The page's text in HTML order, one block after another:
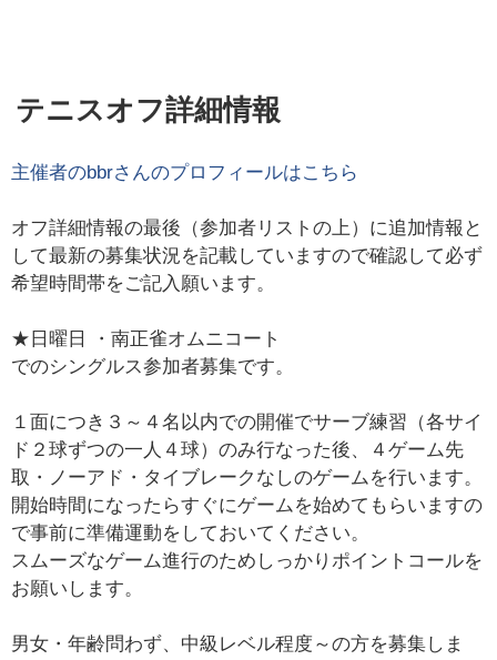
テニスオフ詳細情報
主催者のbbrさんのプロフィールはこちら
オフ詳細情報の最後（参加者リストの上）に追加情報と
して最新の募集状況を記載していますので確認して必ず
希望時間帯をご記入願います。
★日曜日 ・南正雀オムニコート
でのシングルス参加者募集です。
１面につき３～４名以内での開催でサーブ練習（各サイ
ド２球ずつの一人４球）のみ行なった後、４ゲーム先
取・ノーアド・タイブレークなしのゲームを行います。
開始時間になったらすぐにゲームを始めてもらいますの
で事前に準備運動をしておいてください。
スムーズなゲーム進行のためしっかりポイントコールを
お願いします。
男女・年齢問わず、中級レベル程度～の方を募集しま